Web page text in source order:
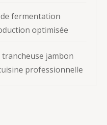
fermentation
optimisée
trancheuse jambon
professionnelle